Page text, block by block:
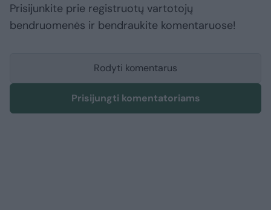
Prisijunkite prie registruotų vartotojų
bendruomenės ir bendraukite komentaruose!
Rodyti komentarus
Prisijungti komentatoriams